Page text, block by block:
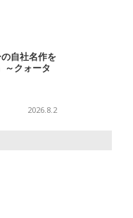
自社名作を
～クォータ
2026.8.2